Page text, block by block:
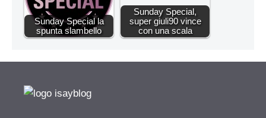
Sunday Special la
spunta slambello
Sunday Special,
super giuli90 vince
con una scala